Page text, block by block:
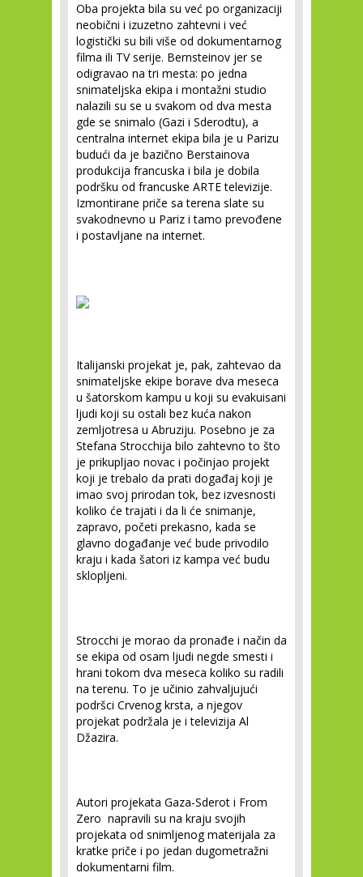
Oba projekta bila su već po organizaciji
neobični i izuzetno zahtevni i već
logistički su bili više od dokumentarnog
filma ili TV serije. Bernsteinov jer se
odigravao na tri mesta: po jedna
snimateljska ekipa i montažni studio
nalazili su se u svakom od dva mesta
gde se snimalo (Gazi i Sderodtu), a
centralna internet ekipa bila je u Parizu
budući da je bazično Berstainova
produkcija francuska i bila je dobila
podršku od francuske ARTE televizije.
Izmontirane priče sa terena slate su
svakodnevno u Pariz i tamo prevođene
i postavljane na internet.
Italijanski projekat je, pak, zahtevao da
snimateljske ekipe borave dva meseca
u šatorskom kampu u koji su evakuisani
ljudi koji su ostali bez kuća nakon
zemljotresa u Abruziju. Posebno je za
Stefana Strocchija bilo zahtevno to što
je prikupljao novac i počinjao projekt
koji je trebalo da prati događaj koji je
imao svoj prirodan tok, bez izvesnosti
koliko će trajati i da li će snimanje,
zapravo, početi prekasno, kada se
glavno događanje već bude privodilo
kraju i kada šatori iz kampa već budu
sklopljeni.
Strocchi je morao da pronađe i način da
se ekipa od osam ljudi negde smesti i
hrani tokom dva meseca koliko su radili
na terenu. To je učinio zahvaljujući
podršci Crvenog krsta, a njegov
projekat podržala je i televizija Al
Džazira.
Autori projekata Gaza-Sderot i From
Zero napravili su na kraju svojih
projekata od snimljenog materijala za
kratke priče i po jedan dugometražni
dokumentarni film.